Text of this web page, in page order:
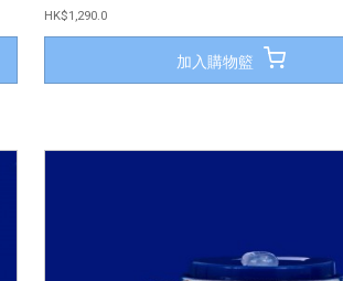
HK$1,290.0
加入購物籃